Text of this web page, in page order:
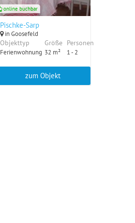
Pischke-Sarp
in Goosefeld
Objekttyp
Ferienwohnung
Größe
32 m²
Personen
1 - 2
online buchbar
zum Objekt